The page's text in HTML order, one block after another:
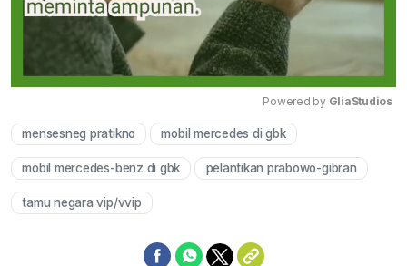
Powered by GliaStudios
mensesneg pratikno mobil mercedes di gbk
mobil mercedes-benz di gbk pelantikan prabowo-gibran
tamu negara vip/vvip